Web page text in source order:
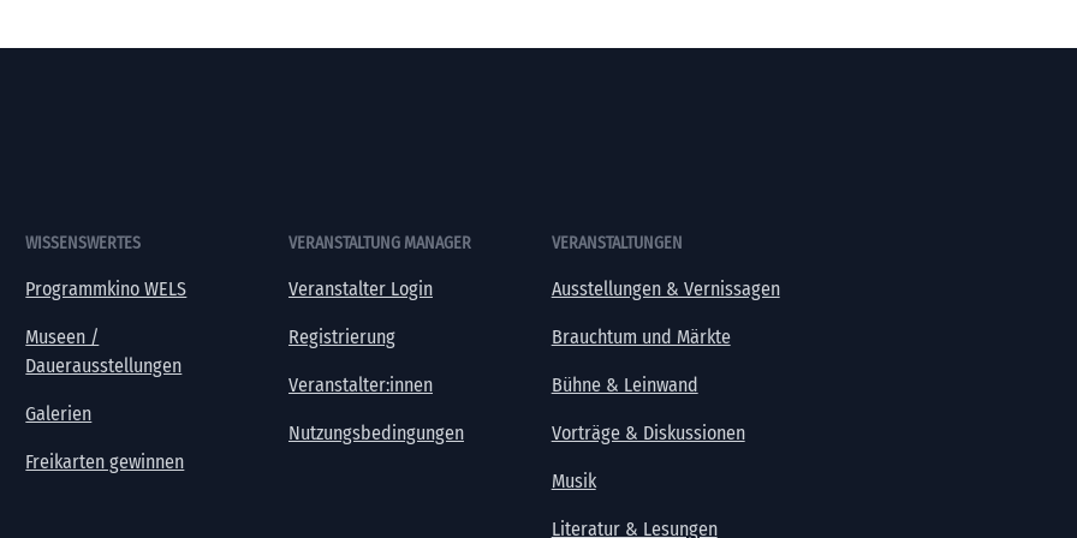
WISSENSWERTES
Programmkino WELS
Museen /
Dauerausstellungen
Galerien
Freikarten gewinnen
VERANSTALTUNG MANAGER
Veranstalter Login
Registrierung
Veranstalter:innen
Nutzungsbedingungen
VERANSTALTUNGEN
Ausstellungen & Vernissagen
Brauchtum und Märkte
Bühne & Leinwand
Vorträge & Diskussionen
Musik
Literatur & Lesungen